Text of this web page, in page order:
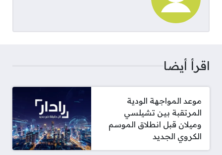
اقرأ أيضا
موعد المواجهة الودية
المرتقبة بين تشيلسي
وميلان قبل انطلاق الموسم
الكروي الجديد